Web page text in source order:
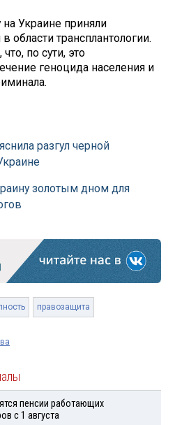
Украине приняли
области трансплантологии.
по сути, это
геноцида населения и
разгул черной
золотым дном для
правозащита
пенсии работающих
с 1 августа